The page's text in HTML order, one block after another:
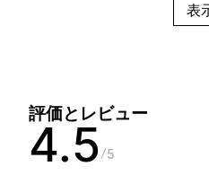
表
評価とレビュー
4.5 5